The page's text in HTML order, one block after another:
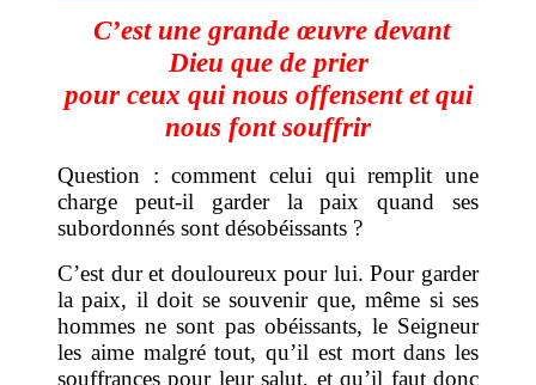
C’est une grande œuvre devant
Dieu que de prier
pour ceux qui nous offensent et qui
nous font souffrir
Question : comment celui qui remplit une
charge peut-il garder la paix quand ses
subordonnés sont désobéissants ?
C’est dur et douloureux pour lui. Pour garder
la paix, il doit se souvenir que, même si ses
hommes ne sont pas obéissants, le Seigneur
les aime malgré tout, qu’il est mort dans les
souffrances pour leur salut, et qu’il faut donc